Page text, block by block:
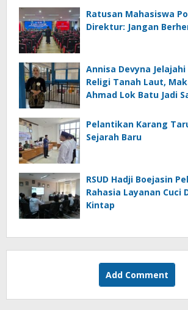
Ratusan Mahasiswa
Direktur: Jangan
Annisa Devyna
Religi Tanah Laut,
Ahmad Lok Batu Jadi
Pelantikan Karang
Sejarah Baru
RSUD Hadji Boejasin
Rahasia Layanan Cuci
Kintap
Add Comment